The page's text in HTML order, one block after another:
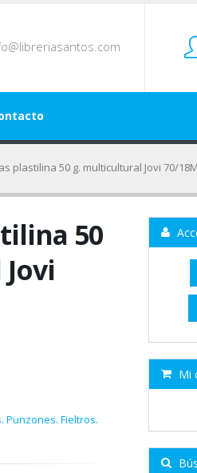
plastilina 50 g. multicultural Jovi 70/18M
50
Punzones. Fieltros.
Mi